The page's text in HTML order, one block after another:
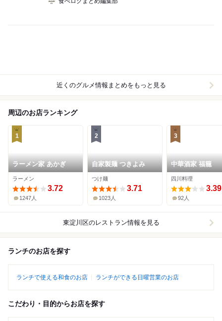
近くのグルメ情報まとめをもっと見る
周辺のお店ランキング
1
ラーメン家 あかぎ
ラーメン
3.72
1247人
2
自家製麺 つきよみ
つけ麺
3.71
1023人
3
中華酒家 福籠
四川料理
3.39
92人
東淀川区のレストラン情報を見る
ランチのお店を探す
ランチで使える和食のお店 ランチができる日曜営業のお店
こだわり・目的からお店を探す